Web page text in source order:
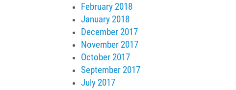
February 2018
January 2018
December 2017
November 2017
October 2017
September 2017
July 2017